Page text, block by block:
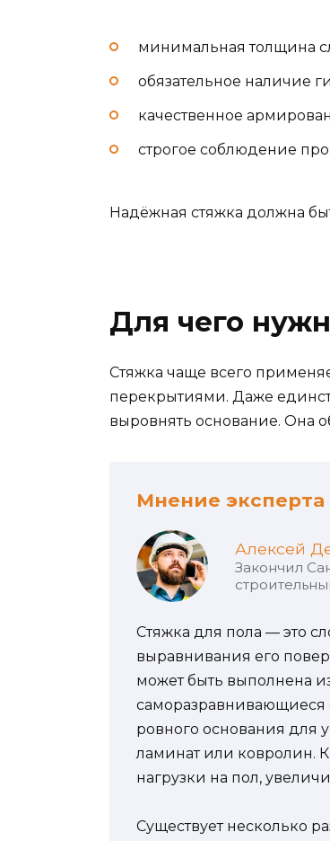
минимальная толщина
обязательное наличие
качественное
строгое соблюдение
Надёжная стяжка должна
Для чего
Стяжка чаще всего
перекрытиями. Даже
выровнять основание. Она
Мнение эксперта
Алексей
Закончил
Стяжка для пола — это
выравнивания его
может быть выполнена
саморазравнивающиеся
ровного основания для
ламинат или ковролин.
нагрузки на пол,
Существует несколько